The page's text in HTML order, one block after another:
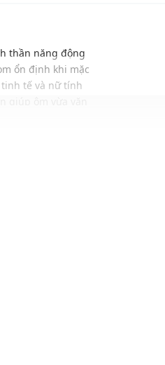
thần năng động
ổn định khi mặc
tế và nữ tính